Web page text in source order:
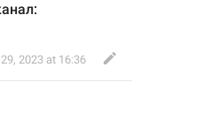
2023 at 16:36